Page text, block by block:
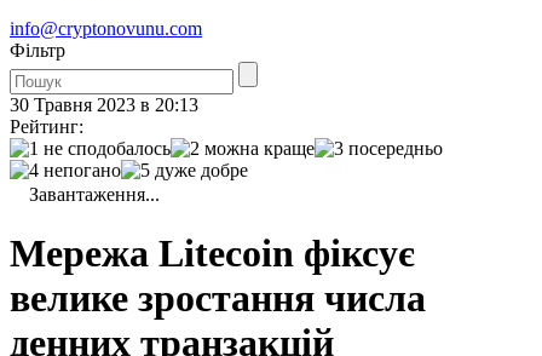
info@cryptonovunu.com
Фiльтр
30 Травня 2023 в 20:13
Рейтинг:
Завантаження...
Мережа Litecoin фіксує
велике зростання числа
денних транзакцій